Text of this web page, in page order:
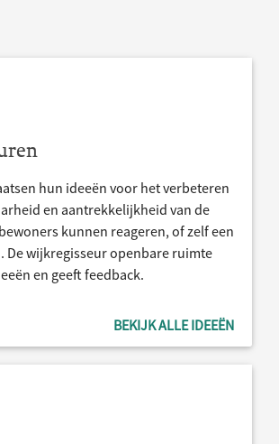
hun ideeën voor het verbeteren
en aantrekkelijkheid van de
kunnen reageren, of zelf een
De wijkregisseur openbare ruimte
en geeft feedback.
BEKIJK ALLE IDEEËN